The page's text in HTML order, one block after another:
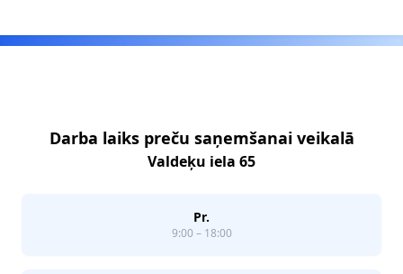
Darba laiks preču saņemšanai veikalā
Valdeķu iela 65
Pr.
9:00 – 18:00